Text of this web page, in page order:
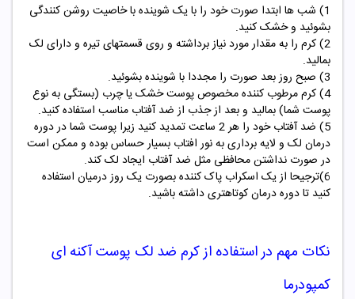
1) شب ها ابتدا صورت خود را با یک شوینده با خاصیت روشن کنندگی
بشوئید و خشک کنید.
2) کرم را به مقدار مورد نیاز برداشته و روی قسمتهای تیره و دارای لک
بمالید.
3) صبح روز بعد صورت را مجددا با شوینده بشوئید.
4) کرم مرطوب کننده مخصوص پوست خشک یا چرب (بستگی به نوع
پوست شما) بمالید و بعد از جذب از ضد آفتاب مناسب استفاده کنید.
5) ضد آفتاب خود را هر 2 ساعت تمدید کنید زیرا پوست شما در دوره
درمان لک و لایه برداری به نور افتاب بسیار حساس بوده و ممکن است
در صورت نداشتن محافظی مثل ضد آفتاب ایجاد لک کند.
6)ترجیحا از یک اسکراب پاک کننده بصورت یک روز درمیان استفاده
کنید تا دوره درمان کوتاهتری داشته باشید.
نکات مهم در استفاده ازکرم ضد لک پوست آکنه ای
کمپودرما